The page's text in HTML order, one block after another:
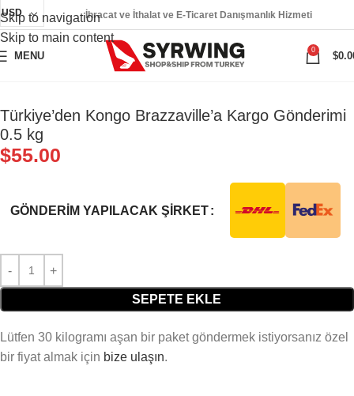
Skip to navigation
Skip to main content
USD İhracat ve İthalat ve E-Ticaret Danışmanlık Hizmeti
MENU
0
$
Türkiye’den Kongo Brazzaville’a Kargo Gönderimi
0.5 kg
$55.00
GÖNDERIM YAPILACAK ŞIRKET
SEPETE EKLE
Lütfen 30 kilogramı aşan bir paket göndermek istiyorsanız özel
bir fiyat almak için bize ulaşın.